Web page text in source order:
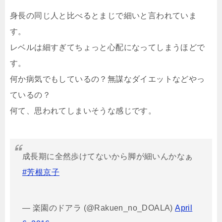
身長の同じ人と比べるとまじで細いと言われていま
す。
レベルは細すぎてちょっと心配になってしまうほどで
す。
何か病気でもしているの？無謀なダイエットなどやっ
ているの？
何て、思われてしまいそうな感じです。
成長期に全然歩けてないから脚が細いんかなぁ
#芳根京子
— 楽園のドアラ (@Rakuen_no_DOALA)April